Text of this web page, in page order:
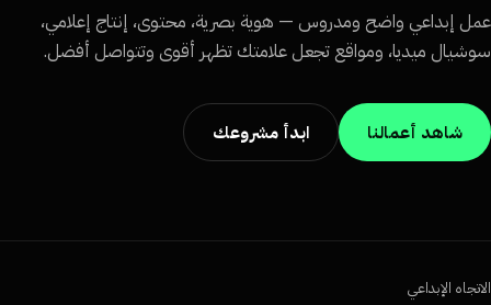
إبداعي واضح ومدروس — هوية بصرية، محتوى، إنتاج إعلامي،
ميديا، ومواقع تجعل علامتك تظهر أقوى وتتواصل أفضل.
شاهد أعمالنا ابدأ مشروعك
الإبداعي